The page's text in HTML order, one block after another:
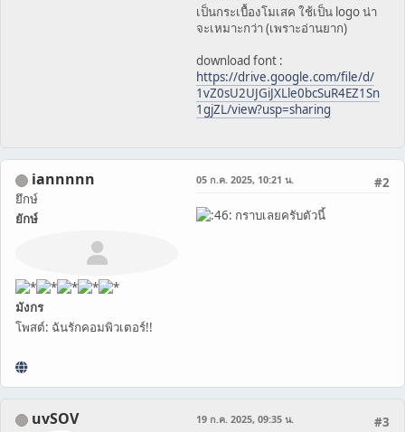
เป็นกระเบื้องโมเสค ใช้เป็น logo น่า
จะเหมาะกว่า (เพราะอ่านยาก)
download font :
https://drive.google.com/file/d/
1vZ0sU2UJGiJXLle0bcSuR4EZ1Sn
1gjZL/view?usp=sharing
iannnnn
ยึกษ์
ยักษ์
มังกร
โพสต์: ฉันรักคอมพิวเตอร์!!
#2
05 ก.ค. 2025, 10:21 น.
กราบเลยครับตัวนี้
uvSOV #3
19 ก.ค. 2025, 09:35 น.